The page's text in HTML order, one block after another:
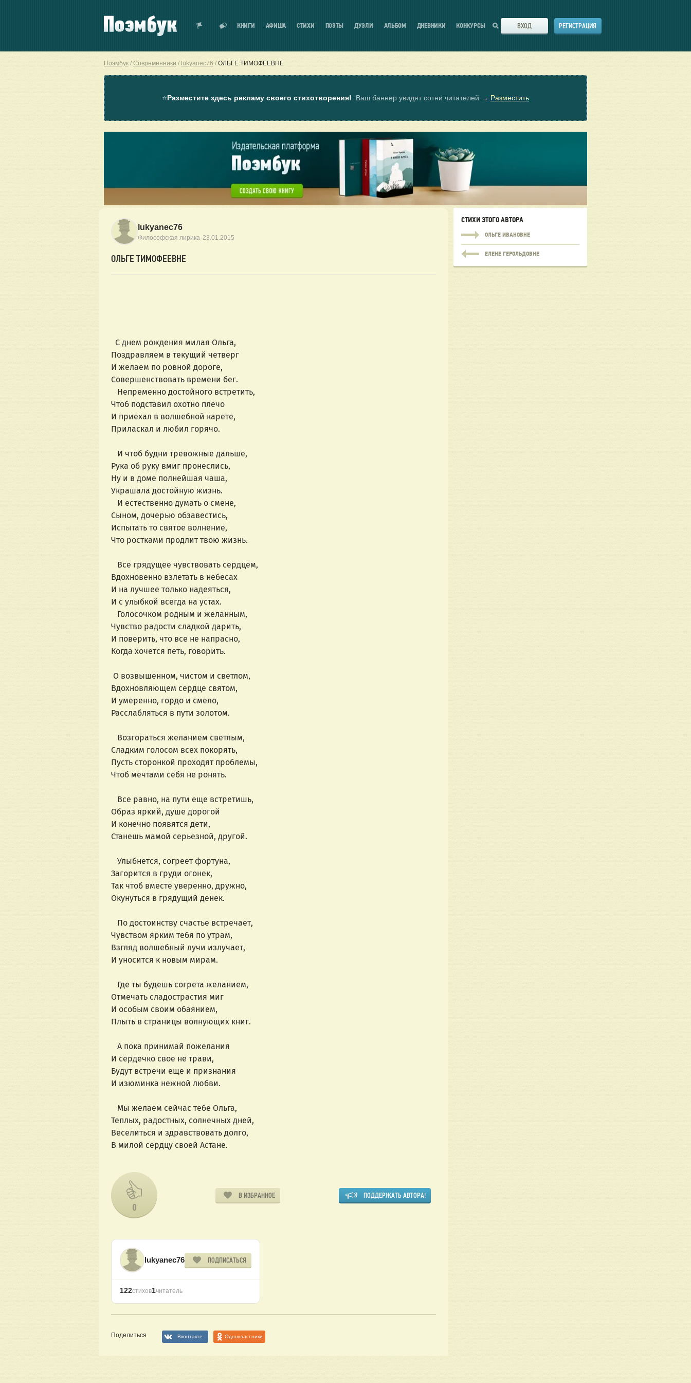
КНИГИ АФИША СТИХИ ПОЭТЫ ДУЭЛИ АЛЬБОМ ДНЕВНИКИ КОНКУРСЫ ВХОД РЕГИСТРАЦИЯ
Поэмбук Современники lukyanec76 ОЛЬГЕ ТИМОФЕЕВНЕ
⭐Разместите здесь рекламу своего стихотворения! Ваш баннер увидят сотни читателей → Разместить
lukyanec76
Философская лирика·23.01.2015
ОЛЬГЕ ТИМОФЕЕВНЕ
С днем рождения милая Ольга,
Поздравляем в текущий четверг
И желаем по ровной дороге,
Совершенствовать времени бег.
Непременно достойного встретить,
Чтоб подставил охотно плечо
И приехал в волшебной карете,
Приласкал и любил горячо.
И чтоб будни тревожные дальше,
Рука об руку вмиг пронеслись,
Ну и в доме полнейшая чаша,
Украшала достойную жизнь.
И естественно думать о смене,
Сыном, дочерью обзавестись,
Испытать то святое волнение,
Что ростками продлит твою жизнь.
Все грядущее чувствовать сердцем,
Вдохновенно взлетать в небесах
И на лучшее только надеяться,
И с улыбкой всегда на устах.
Голосочком родным и желанным,
Чувство радости сладкой дарить,
И поверить, что все не напрасно,
Когда хочется петь, говорить.
О возвышенном, чистом и светлом,
Вдохновляющем сердце святом,
И умеренно, гордо и смело,
Расслабляться в пути золотом.
Возгораться желанием светлым,
Сладким голосом всех покорять,
Пусть сторонкой проходят проблемы,
Чтоб мечтами себя не ронять.
Все равно, на пути еще встретишь,
Образ яркий, душе дорогой
И конечно появятся дети,
Станешь мамой серьезной, другой.
Улыбнется, согреет фортуна,
Загорится в груди огонек,
Так чтоб вместе уверенно, дружно,
Окунуться в грядущий денек.
По достоинству счастье встречает,
Чувством ярким тебя по утрам,
Взгляд волшебный лучи излучает,
И уносится к новым мирам.
Где ты будешь согрета желанием,
Отмечать сладострастия миг
И особым своим обаянием,
Плыть в страницы волнующих книг.
А пока принимай пожелания
И сердечко свое не трави,
Будут встречи еще и признания
И изюминка нежной любви.
Мы желаем сейчас тебе Ольга,
Теплых, радостных, солнечных дней,
Веселиться и здравствовать долго,
В милой сердцу своей Астане.
0
В ИЗБРАННОЕ ПОДДЕРЖАТЬ АВТОРА!
lukyanec76 ПОДПИСАТЬСЯ
122стихов1читатель
Поделиться Вконтакте Одноклассники
СТИХИ ЭТОГО АВТОРА
ОЛЬГЕ ИВАНОВНЕ
ЕЛЕНЕ ГЕРОЛЬДОВНЕ